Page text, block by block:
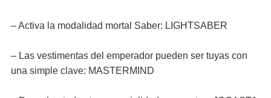
– Activa la modalidad mortal Saber: LIGHTSABER
– Las vestimentas del emperador pueden ser tuyas con
una simple clave: MASTERMIND